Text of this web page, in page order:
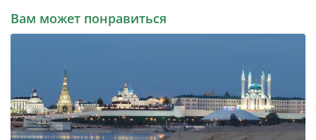
Вам может понравиться